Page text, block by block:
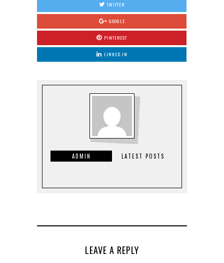
TWITTER
GOOGLE
PINTEREST
LINKED IN
ADMIN LATEST POSTS
LEAVE A REPLY